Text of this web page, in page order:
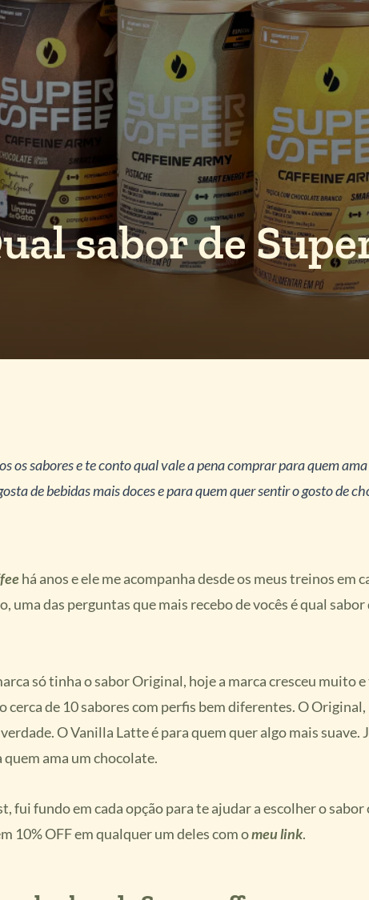
sabor de
os sabores e te conto qual vale a pena comprar para quem
de bebidas mais doces e para quem quer sentir o gosto de
há anos e ele me acompanha desde os meus treinos em
uma das perguntas que mais recebo de vocês é qual
só tinha o sabor Original, hoje a marca cresceu muito
cerca de 10 sabores com perfis bem diferentes. O Original,
O Vanilla Latte é para quem quer algo mais suave.
ama um chocolate.
fui fundo em cada opção para te ajudar a escolher o sabor
10% OFF em qualquer um deles com omeu link.